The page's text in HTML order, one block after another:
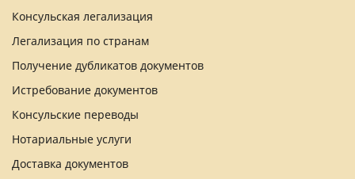
Консульская легализация
Легализация по странам
Получение дубликатов документов
Истребование документов
Консульские переводы
Нотариальные услуги
Доставка документов